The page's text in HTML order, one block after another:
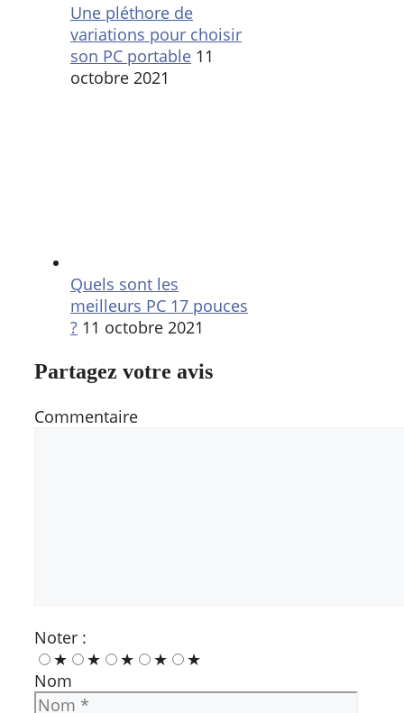
Une pléthore de
variations pour choisir
son PC portable 11
octobre 2021
Quels sont les
meilleurs PC 17 pouces
? 11 octobre 2021
Partagez votre avis
Commentaire
Noter :
★
★ ★ ★
★
Nom